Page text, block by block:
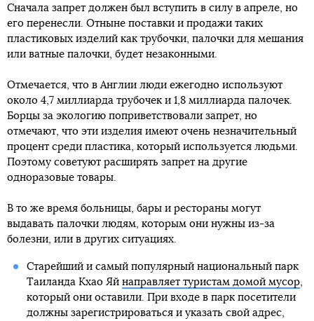
Сначала запрет должен был вступить в силу в апреле, но
его перенесли. Отныне поставки и продажи таких
пластиковых изделий как трубочки, палочки для мешания
или ватные палочки, будет незаконными.
Отмечается, что в Англии люди ежегодно используют
около 4,7 миллиарда трубочек и 1,8 миллиарда палочек.
Борцы за экологию поприветствовали запрет, но
отмечают, что эти изделия имеют очень незначительный
процент среди пластика, который используется людьми.
Поэтому советуют расширять запрет на другие
одноразовые товары.
В то же время больницы, бары и рестораны могут
выдавать палочки людям, которым они нужны из-за
болезни, или в других ситуациях.
Старейший и самый популярный национальный парк
Таиланда Кхао Яй направляет туристам домой мусор,
который они оставили. При входе в парк посетители
должны зарегистрироваться и указать свой адрес,